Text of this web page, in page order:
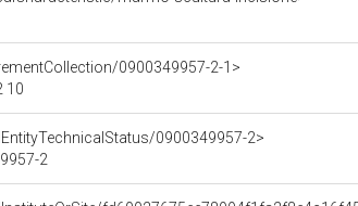
0900349957-2-1>
10
0900349957-2>
2